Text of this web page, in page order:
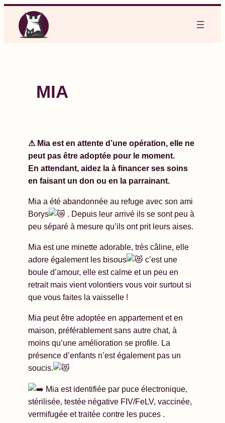
contenu
MIA
⚠ Mia est en attente d’une opération, elle ne
peut pas être adoptée pour le moment.
En attendant, aidez la à financer ses soins
en faisant un don ou en la parrainant.
Mia a été abandonnée au refuge avec son ami
Borys
. Depuis leur arrivé ils se sont peu à
peu séparé à mesure qu’ils ont prit leurs aises.
Mia est une minette adorable, très câline, elle
adore également les bisous
c’est une
boule d’amour, elle est calme et un peu en
retrait mais vient volontiers vous voir surtout si
que vous faites la vaisselle !
Mia peut être adoptée en appartement et en
maison, préférablement sans autre chat, à
moins qu’une amélioration se profile. La
présence d’enfants n’est également pas un
soucis.
Mia est identifiée par puce électronique,
stérilisée, testée négative FIV/FeLV, vaccinée,
vermifugée et traitée contre les puces .